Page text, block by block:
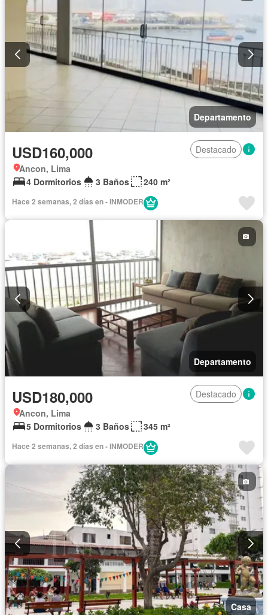
Departamento
USD160,000
Destacado
Ancon, Lima
4 Dormitorios
3 Baños 240 m²
Hace 2 semanas, 2 días en - INMODER
Departamento
USD180,000
Destacado
Ancon, Lima
5 Dormitorios
3 Baños 345 m²
Hace 2 semanas, 2 días en - INMODER
Casa